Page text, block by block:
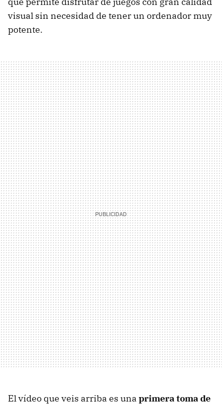
visual sin necesidad de tener un ordenador muy
potente.
El vídeo que veis arriba es una primera toma de